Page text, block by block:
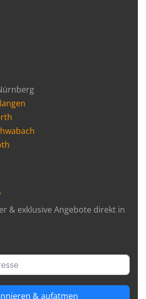
& exklusive Angebote direkt in
& aufatmen